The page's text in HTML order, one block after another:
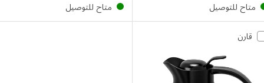
للتوصيل متاح للتوصيل
قارن